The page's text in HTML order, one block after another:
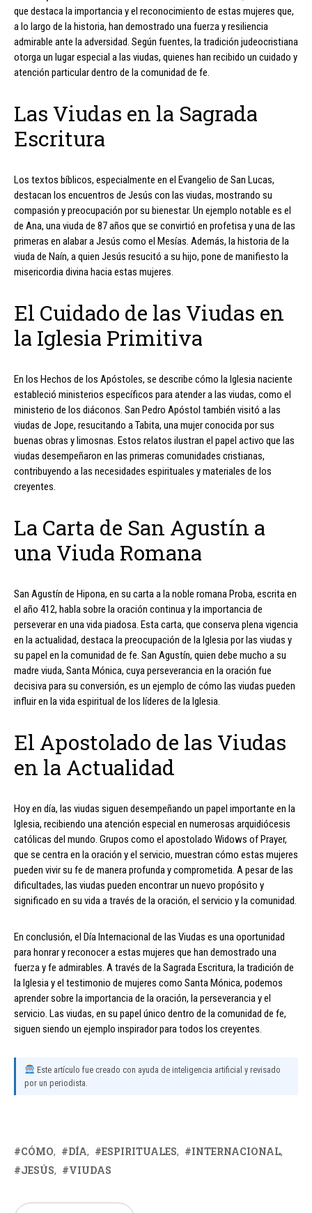
que destaca la importancia y el reconocimiento de estas mujeres que,
a lo largo de la historia, han demostrado una fuerza y resiliencia
admirable ante la adversidad. Según fuentes, la tradición judeocristiana
otorga un lugar especial a las viudas, quienes han recibido un cuidado y
atención particular dentro de la comunidad de fe.
Las Viudas en la Sagrada
Escritura
Los textos bíblicos, especialmente en el Evangelio de San Lucas,
destacan los encuentros de Jesús con las viudas, mostrando su
compasión y preocupación por su bienestar. Un ejemplo notable es el
de Ana, una viuda de 87 años que se convirtió en profetisa y una de las
primeras en alabar a Jesús como el Mesías. Además, la historia de la
viuda de Naín, a quien Jesús resucitó a su hijo, pone de manifiesto la
misericordia divina hacia estas mujeres.
El Cuidado de las Viudas en
la Iglesia Primitiva
En los Hechos de los Apóstoles, se describe cómo la Iglesia naciente
estableció ministerios específicos para atender a las viudas, como el
ministerio de los diáconos. San Pedro Apóstol también visitó a las
viudas de Jope, resucitando a Tabita, una mujer conocida por sus
buenas obras y limosnas. Estos relatos ilustran el papel activo que las
viudas desempeñaron en las primeras comunidades cristianas,
contribuyendo a las necesidades espirituales y materiales de los
creyentes.
La Carta de San Agustín a
una Viuda Romana
San Agustín de Hipona, en su carta a la noble romana Proba, escrita en
el año 412, habla sobre la oración continua y la importancia de
perseverar en una vida piadosa. Esta carta, que conserva plena vigencia
en la actualidad, destaca la preocupación de la Iglesia por las viudas y
su papel en la comunidad de fe. San Agustín, quien debe mucho a su
madre viuda, Santa Mónica, cuya perseverancia en la oración fue
decisiva para su conversión, es un ejemplo de cómo las viudas pueden
influir en la vida espiritual de los líderes de la Iglesia.
El Apostolado de las Viudas
en la Actualidad
Hoy en día, las viudas siguen desempeñando un papel importante en la
Iglesia, recibiendo una atención especial en numerosas arquidiócesis
católicas del mundo. Grupos como el apostolado Widows of Prayer,
que se centra en la oración y el servicio, muestran cómo estas mujeres
pueden vivir su fe de manera profunda y comprometida. A pesar de las
dificultades, las viudas pueden encontrar un nuevo propósito y
significado en su vida a través de la oración, el servicio y la comunidad.
En conclusión, el Día Internacional de las Viudas es una oportunidad
para honrar y reconocer a estas mujeres que han demostrado una
fuerza y fe admirables. A través de la Sagrada Escritura, la tradición de
la Iglesia y el testimonio de mujeres como Santa Mónica, podemos
aprender sobre la importancia de la oración, la perseverancia y el
servicio. Las viudas, en su papel único dentro de la comunidad de fe,
siguen siendo un ejemplo inspirador para todos los creyentes.
Este artículo fue creado con ayuda de inteligencia artificial y revisado
por un periodista.
CÓMO DÍA ESPIRITUALES
INTERNACIONAL
JESÚS
VIUDAS